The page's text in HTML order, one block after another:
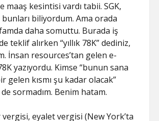
maaş kesintisi vardı tabii. SGK,
biliyordum. Ama orada
daha somuttu. Burada iş
teklif alırken “yıllık 78K” dediniz,
İnsan resources’tan gelen e-
yazıyordu. Kimse “bunun sana
gelen kısmı şu kadar olacak”
sormadım. Benim hatam.
eyalet vergisi (New York’ta